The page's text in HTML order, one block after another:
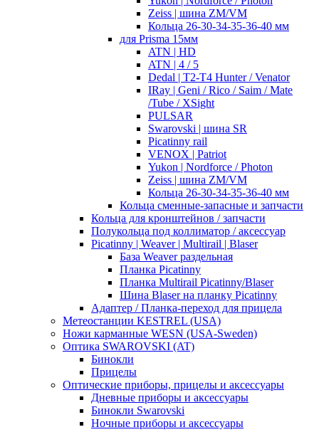
Zeiss | шина ZM/VM
Кольца 26-30-34-35-36-40 мм
для Prisma 15мм
ATN | HD
ATN | 4 / 5
Dedal | T2-T4 Hunter / Venator
IRay | Geni / Rico / Saim / Mate
/Tube / XSight
PULSAR
Swarovski | шина SR
Picatinny rail
VENOX | Patriot
Yukon | Nordforce / Photon
Zeiss | шина ZM/VM
Кольца 26-30-34-35-36-40 мм
Кольца сменные-запасные и запчасти
Кольца для кронштейнов / запчасти
Полукольца под коллиматор / аксессуар
Picatinny | Weaver | Multirail | Blaser
База Weaver раздельная
Планка Picatinny
Планка Multirail Picatinny/Blaser
Шина Blaser на планку Picatinny
Адаптер / Планка-переход для прицела
Метеостанции KESTREL (USA)
Ножи карманные WESN (USA-Sweden)
Оптика SWAROVSKI (AT)
Бинокли
Прицелы
Оптические приборы, прицелы и аксессуары
Дневные приборы и аксессуары
Бинокли Swarovski
Ночные приборы и аксессуары